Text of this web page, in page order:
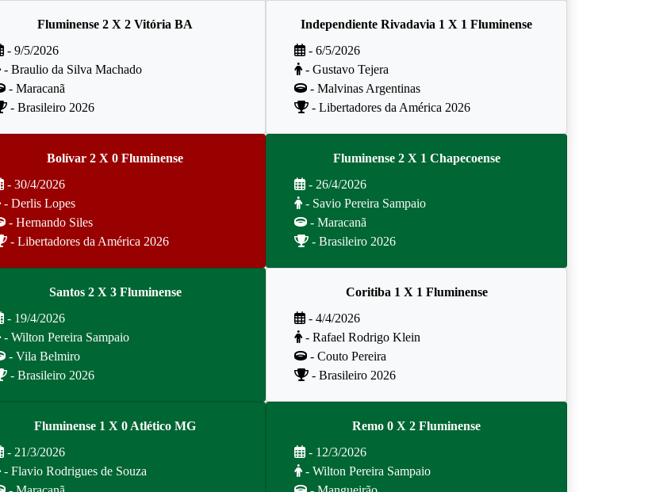
Fluminense 2 X 2 Vitória BA
- 9/5/2026
- Braulio da Silva Machado
- Maracanã
- Brasileiro 2026
Independiente Rivadavia 1 X 1 Fluminense
- 6/5/2026
- Gustavo Tejera
- Malvinas Argentinas
- Libertadores da América 2026
Bolívar 2 X 0 Fluminense
- 30/4/2026
- Derlis Lopes
- Hernando Siles
- Libertadores da América 2026
Fluminense 2 X 1 Chapecoense
- 26/4/2026
- Savio Pereira Sampaio
- Maracanã
- Brasileiro 2026
Santos 2 X 3 Fluminense
- 19/4/2026
- Wilton Pereira Sampaio
- Vila Belmiro
- Brasileiro 2026
Coritiba 1 X 1 Fluminense
- 4/4/2026
- Rafael Rodrigo Klein
- Couto Pereira
- Brasileiro 2026
Fluminense 1 X 0 Atlético MG
- 21/3/2026
- Flavio Rodrigues de Souza
Remo 0 X 2 Fluminense
- 12/3/2026
- Wilton Pereira Sampaio